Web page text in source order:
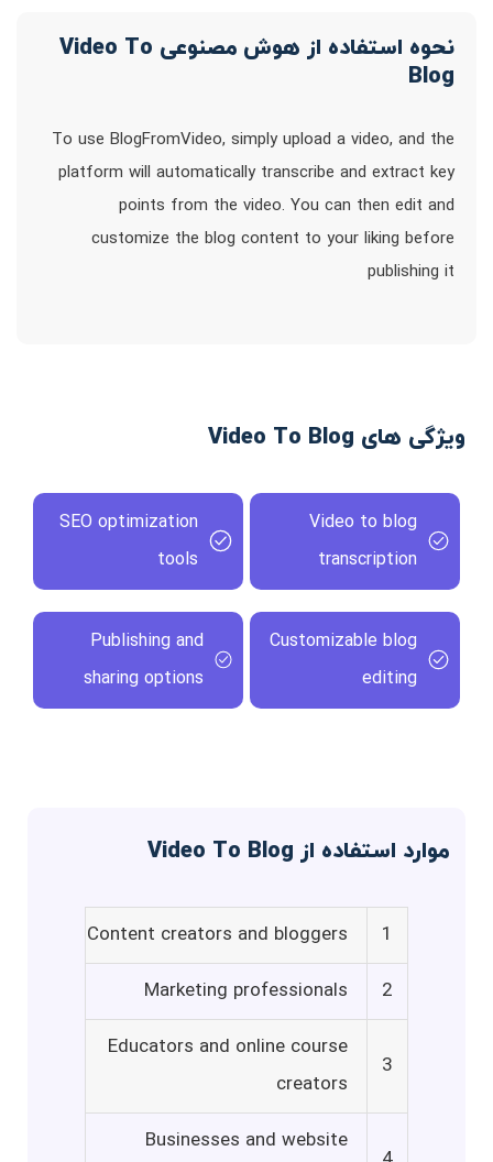
نحوه استفاده از هوش مصنوعی Video To
Blog
To use BlogFromVideo, simply upload a video, and the
platform will automatically transcribe and extract key
points from the video. You can then edit and
customize the blog content to your liking before
publishing it
ویژگی های Video To Blog
Video to blog
transcription
SEO optimization
tools
Customizable blog
editing
Publishing and
sharing options
موارد استفاده از Video To Blog
1
Content creators and bloggers
2
Marketing professionals
3
Educators and online course
creators
Businesses and website